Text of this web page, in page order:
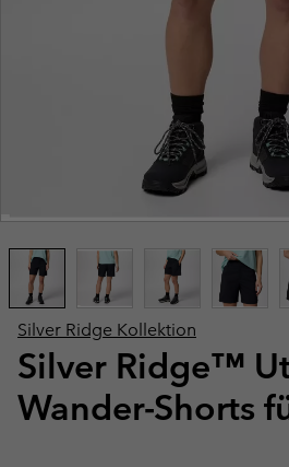
Silver Ridge Kollektion
Silver Ridge™
Wander-Shorts